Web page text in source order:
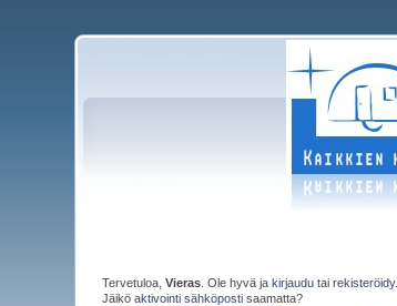
Tervetuloa,Vieras . Ole hyvä jakirjaudu tairekisteröidy.
Jäiköaktivointi sähköposti saamatta?